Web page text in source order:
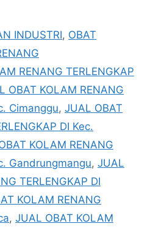
INDUSTRI, OBAT
RENANG TERLENGKAP
OBAT KOLAM RENANG
Cimanggu, JUAL OBAT
DI Kec.
KOLAM RENANG
Gandrungmangu, JUAL
TERLENGKAP DI
KOLAM RENANG
, JUAL OBAT KOLAM